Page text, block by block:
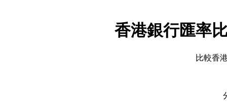
香港銀行匯率
比較香